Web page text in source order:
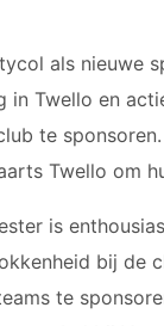
als nieuwe
in Twello en
te
Twello om
is
bij de
te